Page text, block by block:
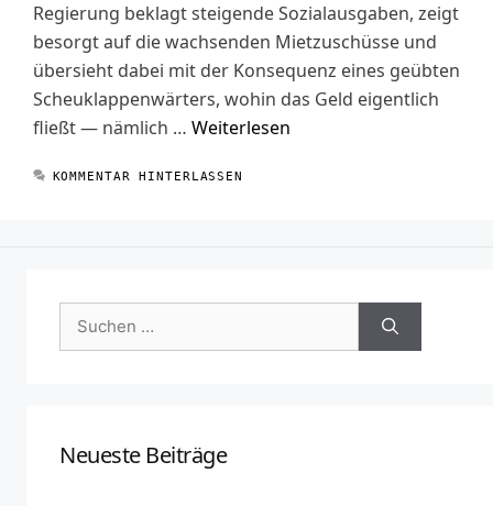
Regierung beklagt steigende Sozialausgaben, zeigt
besorgt auf die wachsenden Mietzuschüsse und
übersieht dabei mit der Konsequenz eines geübten
Scheuklappenwärters, wohin das Geld eigentlich
fließt — nämlich … Weiterlesen
KOMMENTAR HINTERLASSEN
Suchen
nach:
Neueste Beiträge